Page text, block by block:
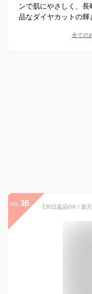
ンで肌にやさしく、
品なダイヤカットの輝
全ての
no. 16